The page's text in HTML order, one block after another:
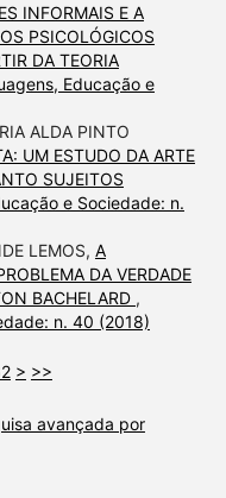
INFORMAIS E A
PSICOLÓGICOS
DA TEORIA
Educação e
ALDA PINTO
UM ESTUDO DA ARTE
SUJEITOS
e Sociedade: n.
LEMOS, A
DA VERDADE
BACHELARD ,
n. 40 (2018)
> >>
avançada por